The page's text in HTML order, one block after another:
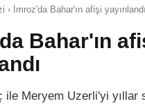
› İmroz'da Bahar'ın afişi yayınlandı
Bahar'ın
ile Meryem Uzerli'yi yıllar